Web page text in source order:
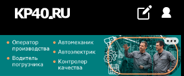
+16...+17 °С